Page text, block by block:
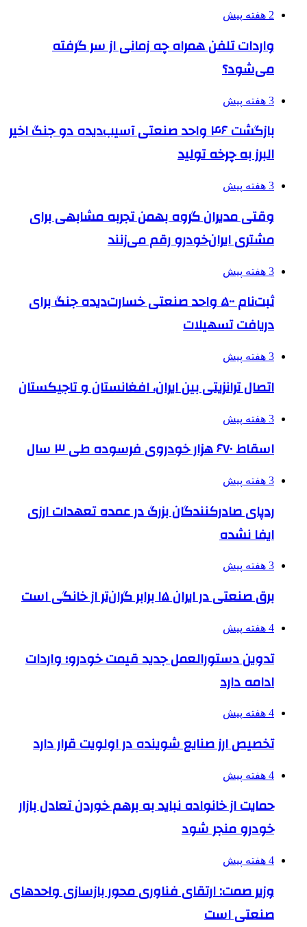
2 هفته پیش
واردات تلفن همراه چه زمانی از سر گرفته
می‌شود؟
3 هفته پیش
بازگشت ۴۶ واحد صنعتی آسیب‌دیده دو جنگ اخیر
البرز به چرخه تولید
3 هفته پیش
وقتی مدیران گروه بهمن تجربه مشابهی برای
مشتری ایران‌خودرو رقم می‌زنند
3 هفته پیش
ثبت‌نام ۵۰۰ واحد صنعتی خسارت‌دیده جنگ برای
دریافت تسهیلات
3 هفته پیش
اتصال ترانزیتی بین ایران، افغانستان و تاجیکستان
3 هفته پیش
اسقاط ۶۷۰ هزار خودروی فرسوده طی ۳ سال
3 هفته پیش
ردپای صادرکنندگان بزرگ در عمده تعهدات ارزی
ایفا نشده
3 هفته پیش
برق صنعتی در ایران ۱۵ برابر گران‌تر از خانگی است
4 هفته پیش
تدوین دستورالعمل جدید قیمت خودرو؛ واردات
ادامه دارد
4 هفته پیش
تخصیص ارز صنایع شوینده در اولویت قرار دارد
4 هفته پیش
حمایت از خانواده نباید به برهم خوردن تعادل بازار
خودرو منجر شود
4 هفته پیش
وزیر صمت: ارتقای فناوری محور بازسازی واحدهای
صنعتی است